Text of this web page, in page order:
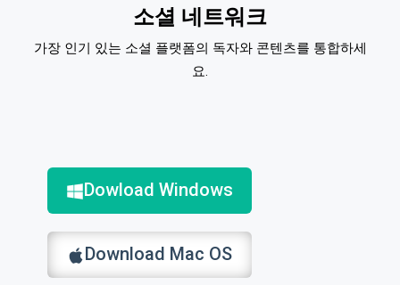
소셜 네트워크
가장 인기 있는 소셜 플랫폼의 독자와 콘텐츠를 통합하세
요.
Dowload Windows
Download Mac OS